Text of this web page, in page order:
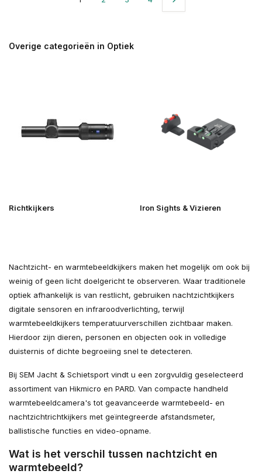
Overige categorieën in Optiek
Richtkijkers Iron Sights & Vizieren
Nachtzicht- en warmtebeeldkijkers maken het mogelijk om ook bij
weinig of geen licht doelgericht te observeren. Waar traditionele
optiek afhankelijk is van restlicht, gebruiken nachtzichtkijkers
digitale sensoren en infraroodverlichting, terwijl
warmtebeeldkijkers temperatuurverschillen zichtbaar maken.
Hierdoor zijn dieren, personen en objecten ook in volledige
duisternis of dichte begroeiing snel te detecteren.
Bij SEM Jacht & Schietsport vindt u een zorgvuldig geselecteerd
assortiment van Hikmicro en PARD. Van compacte handheld
warmtebeeldcamera's tot geavanceerde warmtebeeld- en
nachtzichtrichtkijkers met geïntegreerde afstandsmeter,
ballistische functies en video-opname.
Wat is het verschil tussen nachtzicht en
warmtebeeld?